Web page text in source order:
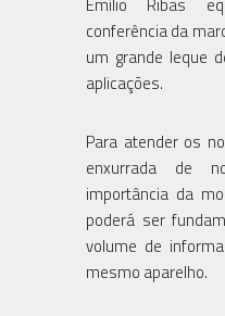
conferência da
um grande leque
aplicações.
Para atender os
enxurrada de
importância da
poderá ser
volume de
mesmo aparelho.